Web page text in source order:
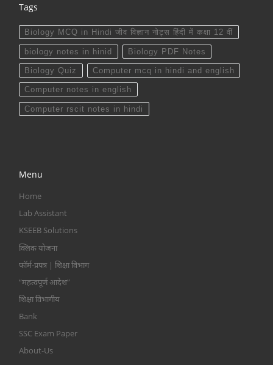
Tags
Biology MCQ in Hindi जीव विज्ञान नोट्स हिंदी में कक्षा 12 वीं
biology notes in hinid Biology PDF Notes
Biology Quiz Computer mcq in hindi and english
Computer notes in english
Computer rscit notes in hindi
Menu
Home
Lab Assistant
KSEEB Solutions
क्लिक योजना
फॉर्म-प्रपत्र | शिक्षा विभाग
“महत्वपूर्ण आदेश”
शिक्षा विभागीय
Bank
SSC Exam Paper
About-Us